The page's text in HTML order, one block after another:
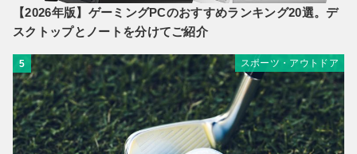
【2026年版】ゲーミングPCのおすすめランキング20選。デ
スクトップとノートを分けてご紹介
5 スポーツ・アウトドア